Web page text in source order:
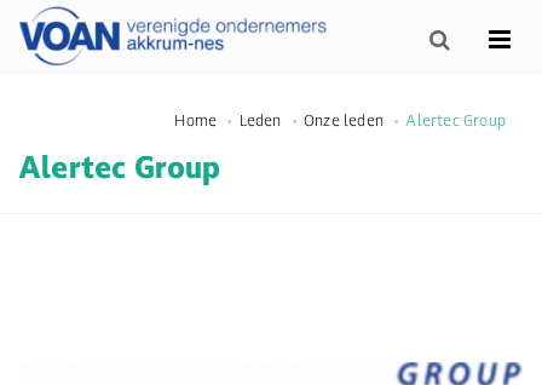
Home Leden Onze leden Alertec Group
Alertec Group